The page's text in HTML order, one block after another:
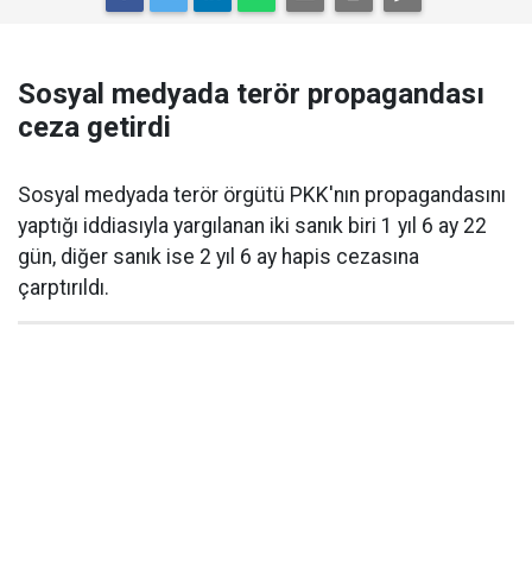
Sosyal medyada terör propagandası
ceza getirdi
Sosyal medyada terör örgütü PKK'nın propagandasını
yaptığı iddiasıyla yargılanan iki sanık biri 1 yıl 6 ay 22
gün, diğer sanık ise 2 yıl 6 ay hapis cezasına
çarptırıldı.